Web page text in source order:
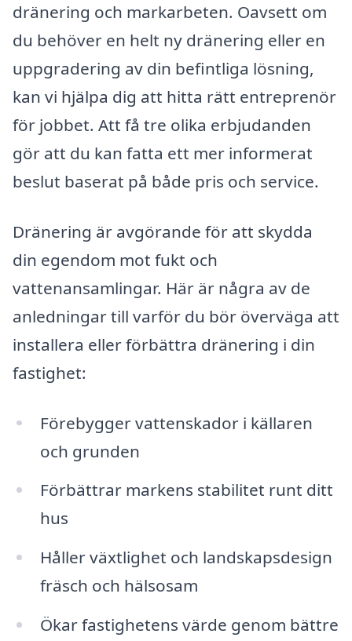
dränering och markarbeten. Oavsett om
du behöver en helt ny dränering eller en
uppgradering av din befintliga lösning,
kan vi hjälpa dig att hitta rätt entreprenör
för jobbet. Att få tre olika erbjudanden
gör att du kan fatta ett mer informerat
beslut baserat på både pris och service.
Dränering är avgörande för att skydda
din egendom mot fukt och
vattenansamlingar. Här är några av de
anledningar till varför du bör överväga att
installera eller förbättra dränering i din
fastighet:
Förebygger vattenskador i källaren
och grunden
Förbättrar markens stabilitet runt ditt
hus
Håller växtlighet och landskapsdesign
fräsch och hälsosam
Ökar fastighetens värde genom bättre